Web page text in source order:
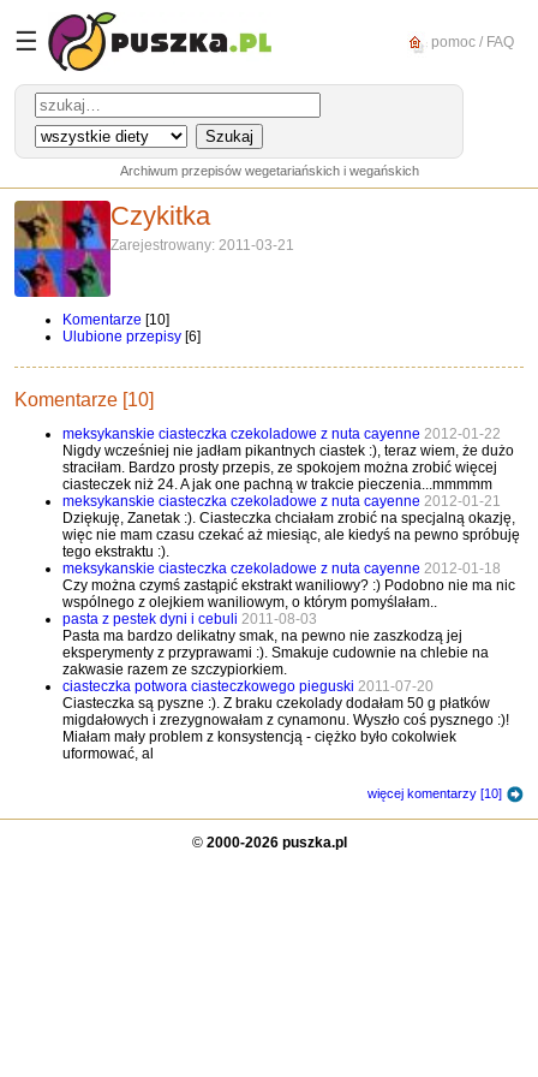
☰ pomoc / FAQ
Archiwum przepisów wegetariańskich i wegańskich
Czykitka
Zarejestrowany: 2011-03-21
Komentarze [10]
Ulubione przepisy [6]
Komentarze [10]
meksykanskie ciasteczka czekoladowe z nuta cayenne 2012-01-22
Nigdy wcześniej nie jadłam pikantnych ciastek :), teraz wiem, że dużo
straciłam. Bardzo prosty przepis, ze spokojem można zrobić więcej
ciasteczek niż 24. A jak one pachną w trakcie pieczenia...mmmmm
meksykanskie ciasteczka czekoladowe z nuta cayenne 2012-01-21
Dziękuję, Zanetak :). Ciasteczka chciałam zrobić na specjalną okazję,
więc nie mam czasu czekać aż miesiąc, ale kiedyś na pewno spróbuję
tego ekstraktu :).
meksykanskie ciasteczka czekoladowe z nuta cayenne 2012-01-18
Czy można czymś zastąpić ekstrakt waniliowy? :) Podobno nie ma nic
wspólnego z olejkiem waniliowym, o którym pomyślałam..
pasta z pestek dyni i cebuli 2011-08-03
Pasta ma bardzo delikatny smak, na pewno nie zaszkodzą jej
eksperymenty z przyprawami :). Smakuje cudownie na chlebie na
zakwasie razem ze szczypiorkiem.
ciasteczka potwora ciasteczkowego pieguski 2011-07-20
Ciasteczka są pyszne :). Z braku czekolady dodałam 50 g płatków
migdałowych i zrezygnowałam z cynamonu. Wyszło coś pysznego :)!
Miałam mały problem z konsystencją - ciężko było cokolwiek
uformować, al
więcej komentarzy [10]
© 2000-2026 puszka.pl